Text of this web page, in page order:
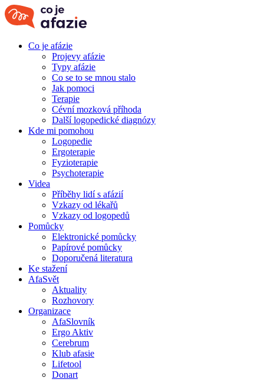
Co je afázie
Projevy afázie
Typy afázie
Co se to se mnou stalo
Jak pomoci
Terapie
Cévní mozková příhoda
Další logopedické diagnózy
Kde mi pomohou
Logopedie
Ergoterapie
Fyzioterapie
Psychoterapie
Videa
Příběhy lidí s afázií
Vzkazy od lékařů
Vzkazy od logopedů
Pomůcky
Elektronické pomůcky
Papírové pomůcky
Doporučená literatura
Ke stažení
AfaSvět
Aktuality
Rozhovory
Organizace
AfaSlovník
Ergo Aktiv
Cerebrum
Klub afasie
Lifetool
Donart